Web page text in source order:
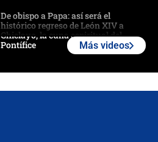
De obispo a Papa: así será el
histórico regreso de León XIV a
Chiclayo, la cuna espiritual del
Pontífice
Más videos